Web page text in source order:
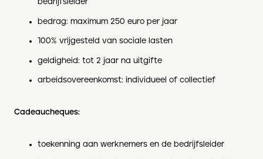
bedrijfsleider
bedrag: maximum 250 euro per jaar
100% vrijgesteld van sociale lasten
geldigheid: tot 2 jaar na uitgifte
arbeidsovereenkomst: individueel of collectief
Cadeaucheques:
toekenning aan werknemers en de bedrijfsleider